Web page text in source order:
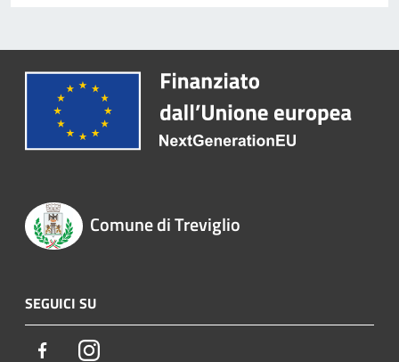
Comune di Treviglio
SEGUICI SU
FacebookInstagram